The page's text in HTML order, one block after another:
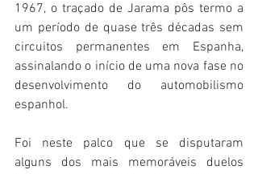
1967, o traçado de Jarama pôs termo a
um período de quase três décadas sem
circuitos permanentes em Espanha,
assinalando o início de uma nova fase no
desenvolvimento do automobilismo
espanhol.
Foi neste palco que se disputaram
alguns dos mais memoráveis duelos